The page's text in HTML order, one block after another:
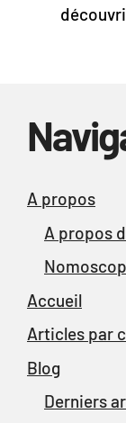
A propos
A propos
Accueil
Articles par
Blog
Derniers